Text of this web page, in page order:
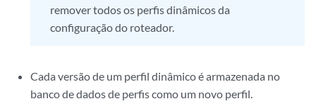
remover todos os perfis dinâmicos da
configuração do roteador.
Cada versão de um perfil dinâmico é armazenada no
banco de dados de perfis como um novo perfil.